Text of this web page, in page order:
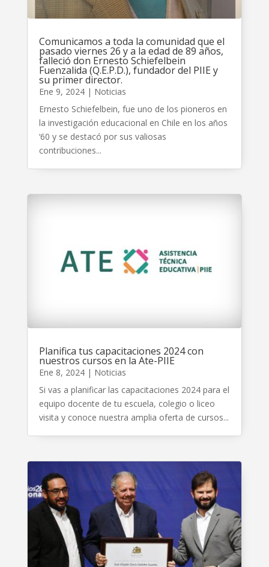
Comunicamos a toda la comunidad que el
pasado viernes 26 y a la edad de 89 años,
falleció don Ernesto Schiefelbein
Fuenzalida (Q.E.P.D.), fundador del PIIE y
su primer director.
Ene 9, 2024| Noticias
Ernesto Schiefelbein, fue uno de los pioneros en
la investigación educacional en Chile en los años
‘60 y se destacó por sus valiosas
contribuciones...
Planifica tus capacitaciones 2024 con
nuestros cursos en la Ate-PIIE
Ene 8, 2024| Noticias
Si vas a planificar las capacitaciones 2024 para el
equipo docente de tu escuela, colegio o liceo
visita y conoce nuestra amplia oferta de cursos...